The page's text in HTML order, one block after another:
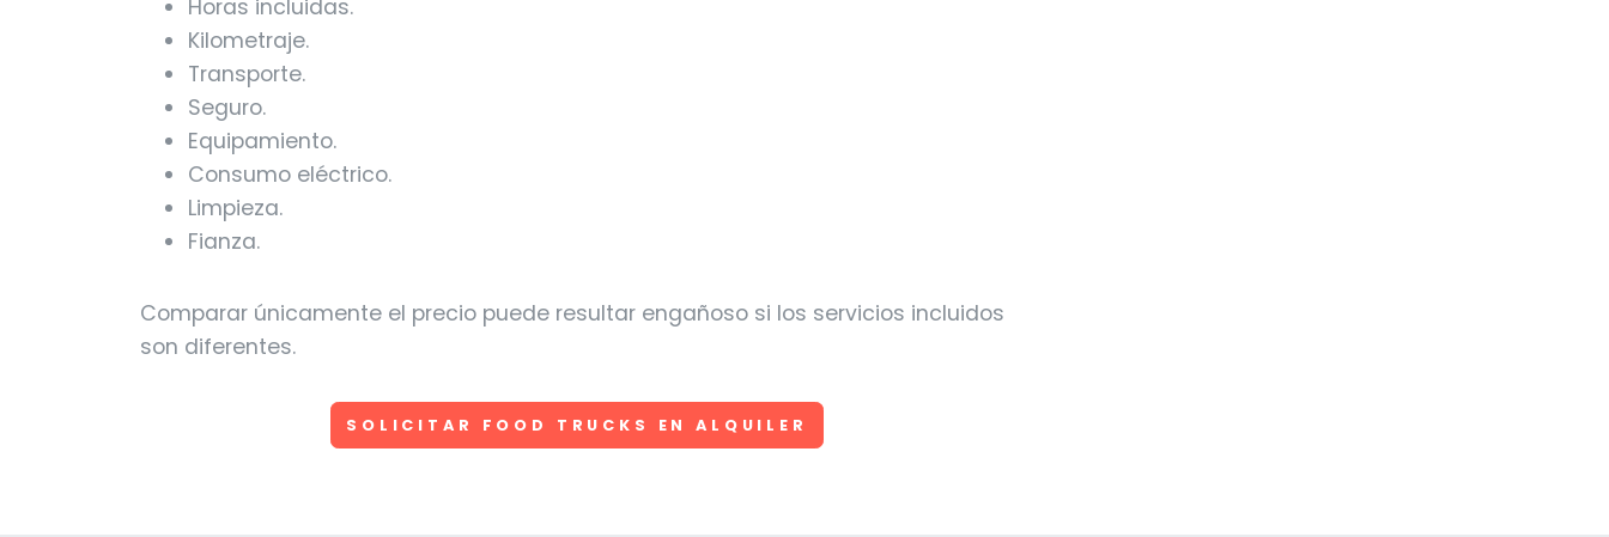
Horas incluidas.
Kilometraje.
Transporte.
Seguro.
Equipamiento.
Consumo eléctrico.
Limpieza.
Fianza.
Comparar únicamente el precio puede resultar engañoso si los servicios incluidos
son diferentes.
SOLICITAR FOOD TRUCKS EN ALQUILER